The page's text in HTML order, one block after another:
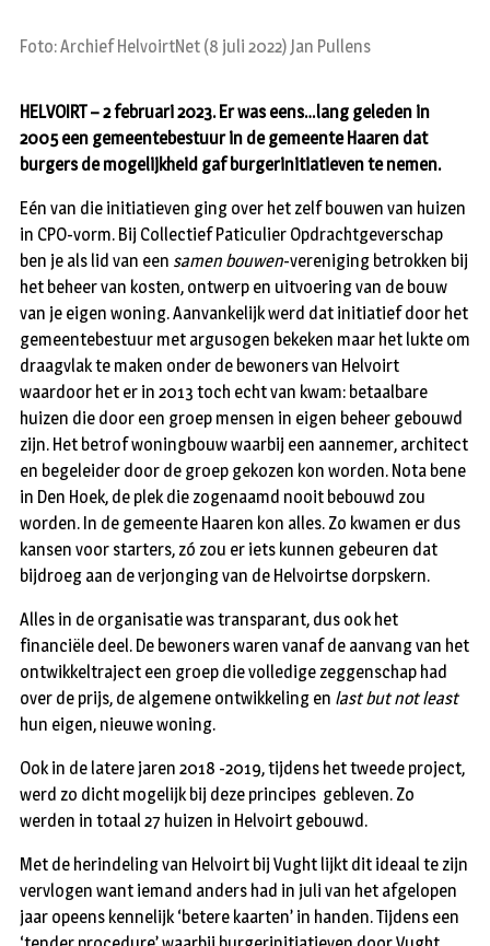
Foto: Archief HelvoirtNet (8 juli 2022) Jan Pullens
HELVOIRT – 2 februari 2023. Er was eens…lang geleden in
2005 een gemeentebestuur in de gemeente Haaren dat
burgers de mogelijkheid gaf burgerinitiatieven te nemen.
Eén van die initiatieven ging over het zelf bouwen van huizen
in CPO-vorm. Bij Collectief Paticulier Opdrachtgeverschap
ben je als lid van een samen bouwen-vereniging betrokken bij
het beheer van kosten, ontwerp en uitvoering van de bouw
van je eigen woning. Aanvankelijk werd dat initiatief door het
gemeentebestuur met argusogen bekeken maar het lukte om
draagvlak te maken onder de bewoners van Helvoirt
waardoor het er in 2013 toch echt van kwam: betaalbare
huizen die door een groep mensen in eigen beheer gebouwd
zijn. Het betrof woningbouw waarbij een aannemer, architect
en begeleider door de groep gekozen kon worden. Nota bene
in Den Hoek, de plek die zogenaamd nooit bebouwd zou
worden. In de gemeente Haaren kon alles. Zo kwamen er dus
kansen voor starters, zó zou er iets kunnen gebeuren dat
bijdroeg aan de verjonging van de Helvoirtse dorpskern.
Alles in de organisatie was transparant, dus ook het
financiële deel. De bewoners waren vanaf de aanvang van het
ontwikkeltraject een groep die volledige zeggenschap had
over de prijs, de algemene ontwikkeling en last but not least
hun eigen, nieuwe woning.
Ook in de latere jaren 2018 -2019, tijdens het tweede project,
werd zo dicht mogelijk bij deze principes gebleven. Zo
werden in totaal 27 huizen in Helvoirt gebouwd.
Met de herindeling van Helvoirt bij Vught lijkt dit ideaal te zijn
vervlogen want iemand anders had in juli van het afgelopen
jaar opeens kennelijk ‘betere kaarten’ in handen. Tijdens een